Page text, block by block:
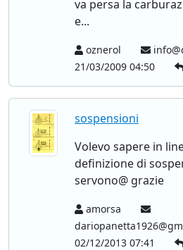
va persa la
e...
oznerol
21/03/2009 04:50
sospensioni
Volevo sapere in
definizione di
servono@ grazie
amorsa
02/12/2013 07:41